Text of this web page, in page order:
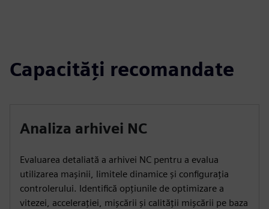
Capacități recomandate
Analiza arhivei NC
Evaluarea detaliată a arhivei NC pentru a evalua
utilizarea mașinii, limitele dinamice și configurația
controlerului. Identifică opțiunile de optimizare a
vitezei, accelerației, mișcării și calității mișcării pe baza